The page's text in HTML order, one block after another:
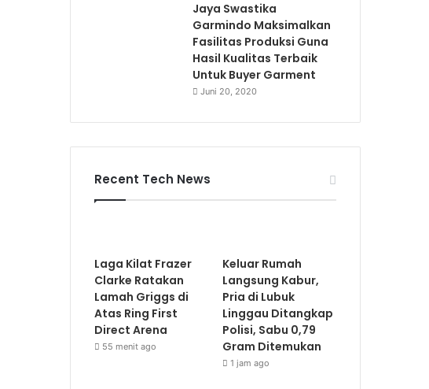
Jaya Swastika
Garmindo Maksimalkan
Fasilitas Produksi Guna
Hasil Kualitas Terbaik
Untuk Buyer Garment
Juni 20, 2020
Recent Tech News
Laga Kilat Frazer
Clarke Ratakan
Lamah Griggs di
Atas Ring First
Direct Arena
55 menit ago
Keluar Rumah
Langsung Kabur,
Pria di Lubuk
Linggau Ditangkap
Polisi, Sabu 0,79
Gram Ditemukan
1 jam ago